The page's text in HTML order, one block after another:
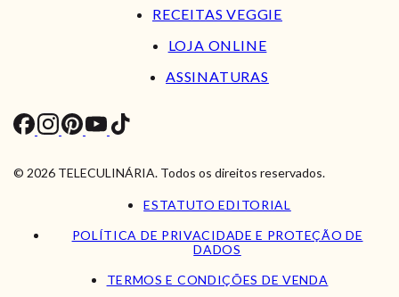
RECEITAS VEGGIE
LOJA ONLINE
ASSINATURAS
© 2026 TELECULINÁRIA. Todos os direitos reservados.
ESTATUTO EDITORIAL
POLÍTICA DE PRIVACIDADE E PROTEÇÃO DE
DADOS
TERMOS E CONDIÇÕES DE VENDA